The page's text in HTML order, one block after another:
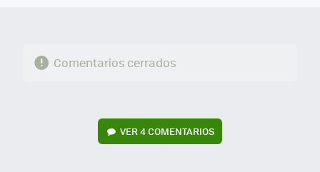
Comentarios cerrados
VER4 COMENTARIOS